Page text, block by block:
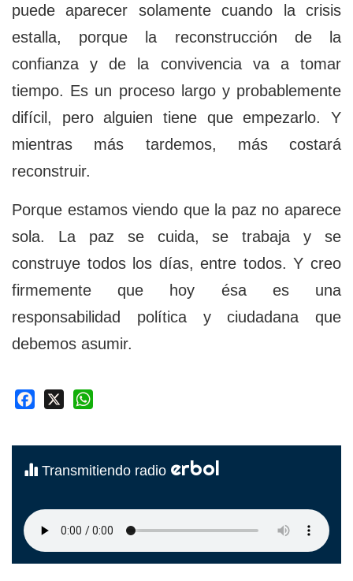
puede aparecer solamente cuando la crisis
estalla, porque la reconstrucción de la
confianza y de la convivencia va a tomar
tiempo. Es un proceso largo y probablemente
difícil, pero alguien tiene que empezarlo. Y
mientras más tardemos, más costará
reconstruir.
Porque estamos viendo que la paz no aparece
sola. La paz se cuida, se trabaja y se
construye todos los días, entre todos. Y creo
firmemente que hoy ésa es una
responsabilidad política y ciudadana que
debemos asumir.
Facebook
Transmitiendo radio erbol